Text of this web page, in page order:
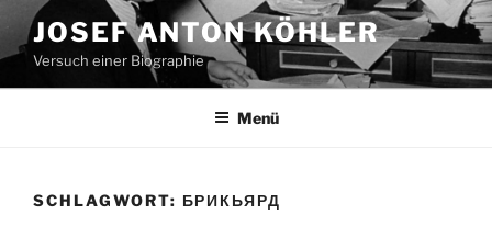
Inhalt
springen
JOSEF ANTON KÖHLER
Versuch einer Biographie
Menü
SCHLAGWORT: БРИКЬЯРД